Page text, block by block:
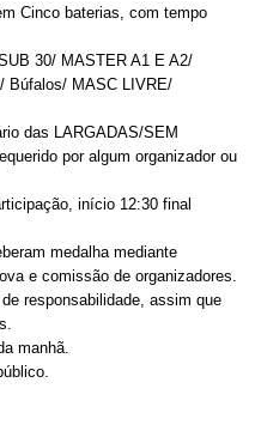
Cinco baterias, com tempo
30/ MASTER A1 E A2/
Búfalos/ MASC LIVRE/
das LARGADAS/SEM
por algum organizador ou
início 12:30 final
medalha mediante
e comissão de organizadores.
responsabilidade, assim que
manhã.